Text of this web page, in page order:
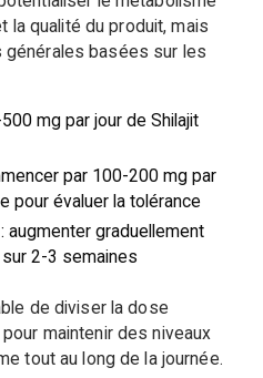
la qualité du produit, mais
basées sur les
mg par jour de Shilajit
par 100-200 mg par
pour évaluer la tolérance
: augmenter graduellement
2-3 semaines
de diviser la dose
maintenir des niveaux
tout au long de la journée.